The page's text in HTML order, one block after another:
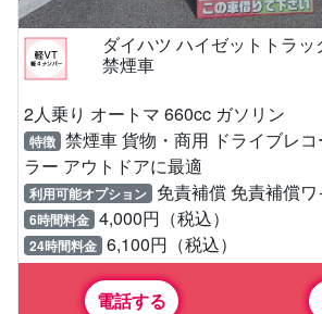
ダイハツ ハイゼットトラッ
禁煙車
2人乗り オートマ 660cc ガソリン
特徴 禁煙車 貨物・商用 ドライブレ
ラー アウトドアに最適
利用可能オプション 免責補償 免責補償ワ
6時間料金 4,000円（税込）
24時間料金 6,100円（税込）
電話する